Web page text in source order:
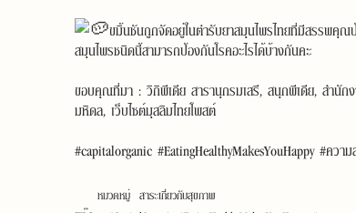
ขมิ้นชันถูกจัดอยู่ในตำรับยาสมุนไพรไทยที่มีสรรพคุณ
สมุนไพรชนิดนี้สามารถป้องกันโรคอะไรได้บ้างกันคะ
ขอบคุณที่มา : วิกิพีเดีย สารานุกรมเสรี, สนุกพีเดีย, สำนัก
มหิดล, เว็บไซต์มุสลิมไทยโพสต์
#capitalorganic #EatingHealthyMakesYouHappy #ควา
หมวดหมู่ สาระเกี่ยวกับสุขภาพ